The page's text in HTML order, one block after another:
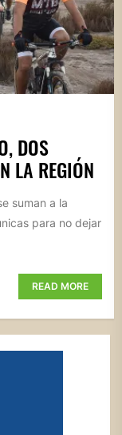
DOS
LA REGIÓN
suman a la
para no dejar
READ MORE